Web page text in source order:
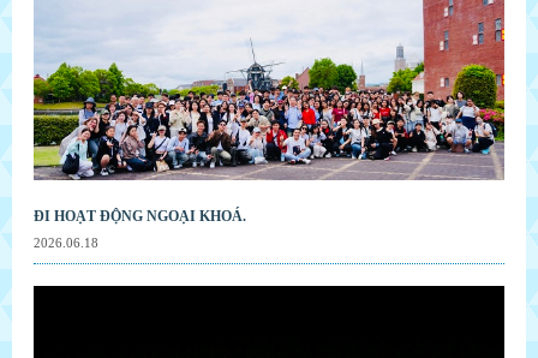
ĐI HOẠT ĐỘNG NGOẠI KHOÁ.
2026.06.18